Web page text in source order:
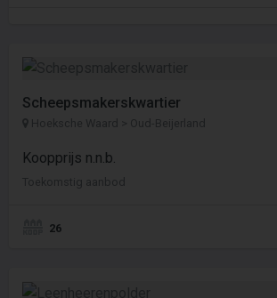
Scheepsmakerskwartier
Hoeksche Waard > Oud-Beijerland
Koopprijs n.n.b.
Toekomstig aanbod
26